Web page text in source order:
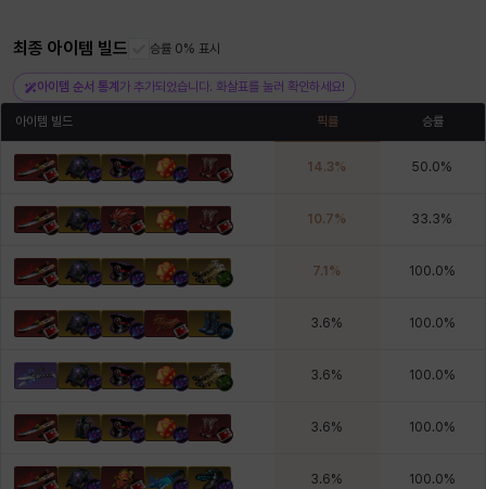
헤이즈 헨리 현우
최종 아이템 빌드 승률 0% 표시
아이템 순서 통계 가 추가되었습니다. 화살표를 눌러 확인하세요!
아이템 빌드 픽률 승률
14.3% 50.0%
10.7% 33.3%
7.1 % 100.0%
3.6% 100.0%
3.6% 100.0%
3.6% 100.0%
3.6% 100.0%